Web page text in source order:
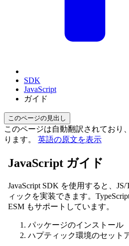
SDK
JavaScript
ガイド
このページの見出し
このページは自動翻訳されており
ります。
英語の原文を表示
JavaScript ガイド
JavaScript SDK を使用すると、
ィックを実装できます。
ESM もサポートしています。
パッケージのインストール
ハプティック環境のセット